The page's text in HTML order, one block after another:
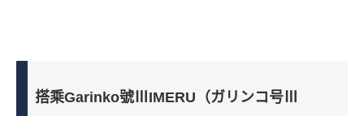
搭乘Garinko號ⅢIMERU（ガリンコ号Ⅲ